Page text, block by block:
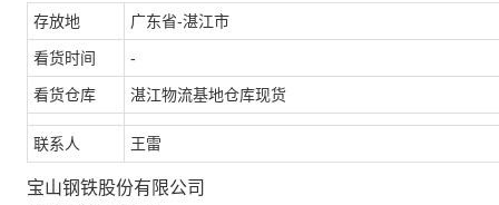
存放地 广东省-湛江市
看货时间 -
看货仓库 湛江物流基地仓库现货
联系人 王雷
宝山钢铁股份有限公司